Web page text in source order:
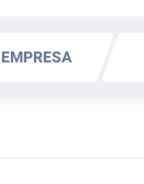
EMPRESA